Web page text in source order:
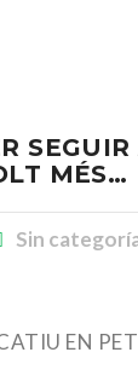
MÉS…
Sin
EN